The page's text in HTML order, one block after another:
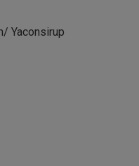
Yaconsirup